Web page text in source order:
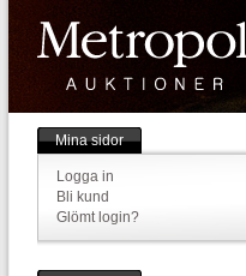
Mina sidor
Logga in
Bli kund
Glömt login?